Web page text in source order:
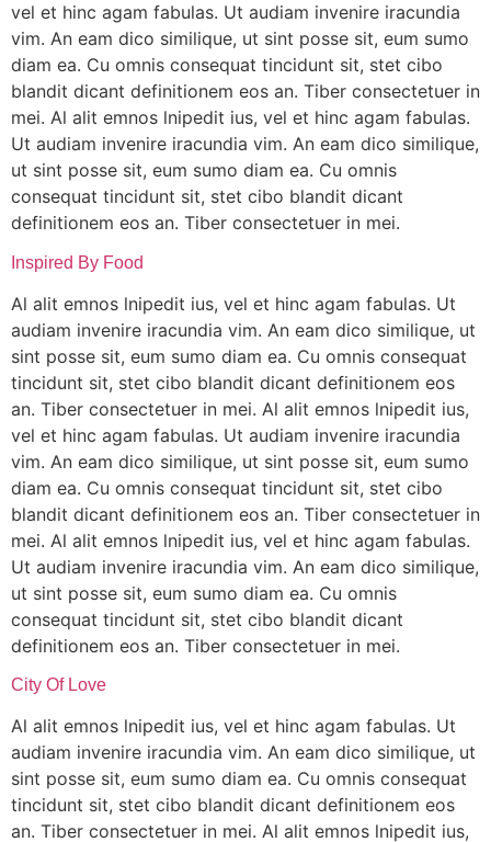
vel et hinc agam fabulas. Ut audiam invenire iracundia
vim. An eam dico similique, ut sint posse sit, eum sumo
diam ea. Cu omnis consequat tincidunt sit, stet cibo
blandit dicant definitionem eos an. Tiber consectetuer in
mei. Al alit emnos lnipedit ius, vel et hinc agam fabulas.
Ut audiam invenire iracundia vim. An eam dico similique,
ut sint posse sit, eum sumo diam ea. Cu omnis
consequat tincidunt sit, stet cibo blandit dicant
definitionem eos an. Tiber consectetuer in mei.
Inspired By Food
Al alit emnos lnipedit ius, vel et hinc agam fabulas. Ut
audiam invenire iracundia vim. An eam dico similique, ut
sint posse sit, eum sumo diam ea. Cu omnis consequat
tincidunt sit, stet cibo blandit dicant definitionem eos
an. Tiber consectetuer in mei. Al alit emnos lnipedit ius,
vel et hinc agam fabulas. Ut audiam invenire iracundia
vim. An eam dico similique, ut sint posse sit, eum sumo
diam ea. Cu omnis consequat tincidunt sit, stet cibo
blandit dicant definitionem eos an. Tiber consectetuer in
mei. Al alit emnos lnipedit ius, vel et hinc agam fabulas.
Ut audiam invenire iracundia vim. An eam dico similique,
ut sint posse sit, eum sumo diam ea. Cu omnis
consequat tincidunt sit, stet cibo blandit dicant
definitionem eos an. Tiber consectetuer in mei.
City Of Love
Al alit emnos lnipedit ius, vel et hinc agam fabulas. Ut
audiam invenire iracundia vim. An eam dico similique, ut
sint posse sit, eum sumo diam ea. Cu omnis consequat
tincidunt sit, stet cibo blandit dicant definitionem eos
an. Tiber consectetuer in mei. Al alit emnos lnipedit ius,